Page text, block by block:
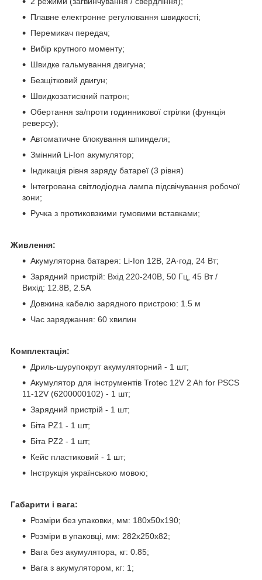
Плавне електронне регулювання швидкості;
Перемикач передач;
Вибір крутного моменту;
Швидке гальмування двигуна;
Безщітковий двигун;
Швидкозатискний патрон;
Обертання за/проти годинникової стрілки (функція
реверсу);
Автоматичне блокування шпинделя;
Змінний Li-Ion акумулятор;
Індикація рівня заряду батареї (3 рівня)
Інтегрована світлодіодна лампа підсвічування робочої
зони;
Ручка з протиковзкими гумовими вставками;
Живлення:
Акумуляторна батарея: Li-Ion 12В, 2А·год, 24 Вт;
Зарядний пристрій: Вхід 220-240В, 50 Гц, 45 Вт /
Вихід: 12.8В, 2.5А
Довжина кабелю зарядного пристрою: 1.5 м
Час заряджання: 60 хвилин
Комплектація:
Дриль-шурупокрут акумуляторний - 1 шт;
Акумулятор для інструментів Trotec 12V 2 Ah for PSCS
11-12V (6200000102) - 1 шт;
Зарядний пристрій - 1 шт;
Біта PZ1 - 1 шт;
Біта PZ2 - 1 шт;
Кейс пластиковий - 1 шт;
Інструкція українською мовою;
Габарити і вага:
Розміри без упаковки, мм: 180x50x190;
Розміри в упаковці, мм: 282х250х82;
Вага без акумулятора, кг: 0.85;
Вага з акумулятором, кг: 1;